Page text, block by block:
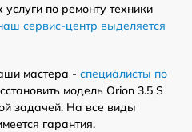
по ремонту техники
сервис-центр выделяется
мастера - специалисты по
модель Orion 3.5 S
задачей. На все виды
гарантия.